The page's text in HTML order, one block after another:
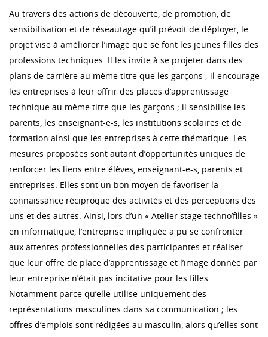
Au travers des actions de découverte, de promotion, de
sensibilisation et de réseautage qu’il prévoit de déployer, le
projet vise à améliorer l’image que se font les jeunes filles des
professions techniques. Il les invite à se projeter dans des
plans de carrière au même titre que les garçons ; il encourage
les entreprises à leur offrir des places d’apprentissage
technique au même titre que les garçons ; il sensibilise les
parents, les enseignant-e-s, les institutions scolaires et de
formation ainsi que les entreprises à cette thématique. Les
mesures proposées sont autant d’opportunités uniques de
renforcer les liens entre élèves, enseignant-e-s, parents et
entreprises. Elles sont un bon moyen de favoriser la
connaissance réciproque des activités et des perceptions des
uns et des autres. Ainsi, lors d’un « Atelier stage techno’filles »
en informatique, l’entreprise impliquée a pu se confronter
aux attentes professionnelles des participantes et réaliser
que leur offre de place d’apprentissage et l’image donnée par
leur entreprise n’était pas incitative pour les filles.
Notamment parce qu’elle utilise uniquement des
représentations masculines dans sa communication ; les
offres d’emplois sont rédigées au masculin, alors qu’elles sont